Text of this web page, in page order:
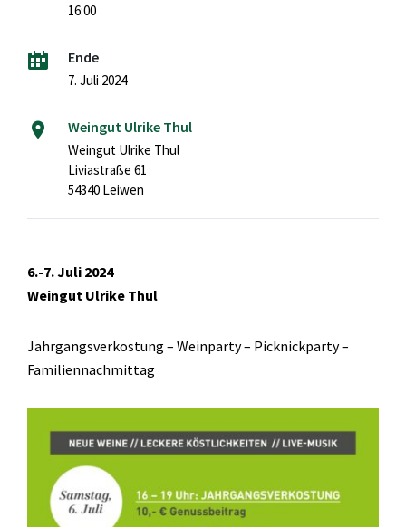
16:00
Ende
7. Juli 2024
Weingut Ulrike Thul
Weingut Ulrike Thul
Liviastraße 61
54340 Leiwen
6.-7. Juli 2024
Weingut Ulrike Thul
Jahrgangsverkostung – Weinparty – Picknickparty –
Familiennachmittag